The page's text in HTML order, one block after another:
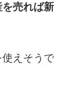
売れば新
えそうで